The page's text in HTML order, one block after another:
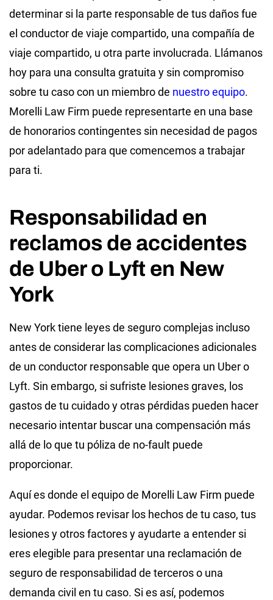
determinar si la parte responsable de tus daños fue
el conductor de viaje compartido, una compañía de
viaje compartido, u otra parte involucrada. Llámanos
hoy para una consulta gratuita y sin compromiso
sobre tu caso con un miembro de nuestro equipo.
Morelli Law Firm puede representarte en una base
de honorarios contingentes sin necesidad de pagos
por adelantado para que comencemos a trabajar
para ti.
Responsabilidad en
reclamos de accidentes
de Uber o Lyft en New
York
New York tiene leyes de seguro complejas incluso
antes de considerar las complicaciones adicionales
de un conductor responsable que opera un Uber o
Lyft. Sin embargo, si sufriste lesiones graves, los
gastos de tu cuidado y otras pérdidas pueden hacer
necesario intentar buscar una compensación más
allá de lo que tu póliza de no-fault puede
proporcionar.
Aquí es donde el equipo de Morelli Law Firm puede
ayudar. Podemos revisar los hechos de tu caso, tus
lesiones y otros factores y ayudarte a entender si
eres elegible para presentar una reclamación de
seguro de responsabilidad de terceros o una
demanda civil en tu caso. Si es así, podemos